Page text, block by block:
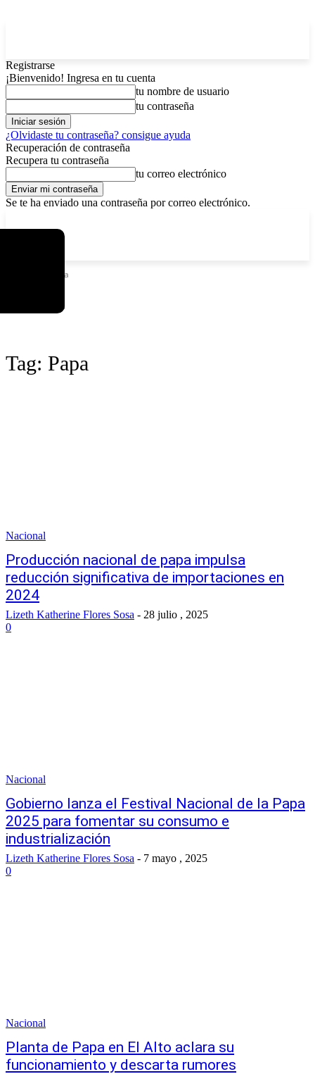
Registrarse
¡Bienvenido! Ingresa en tu cuenta
tu nombre de usuario
tu contraseña
¿Olvidaste tu contraseña? consigue ayuda
Recuperación de contraseña
Recupera tu contraseña
tu correo electrónico
Se te ha enviado una contraseña por correo electrónico.
Papa
Tag: Papa
Nacional
Producción nacional de papa impulsa
reducción significativa de importaciones en
2024
Lizeth Katherine Flores Sosa - 28 julio , 2025
0
Nacional
Gobierno lanza el Festival Nacional de la Papa
2025 para fomentar su consumo e
industrialización
Lizeth Katherine Flores Sosa - 7 mayo , 2025
0
Nacional
Planta de Papa en El Alto aclara su
funcionamiento y descarta rumores